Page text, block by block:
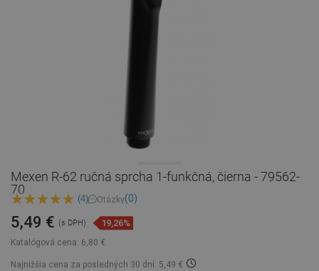
Mexen R-62 ručná sprcha 1-funkčná, čierna - 79562-
70
(4) Otázky(0)
Katalógová cena: 6,80 €
5,49 € (s DPH) 19,26%
Najnižšia cena za posledných 30 dní: 5,49 €